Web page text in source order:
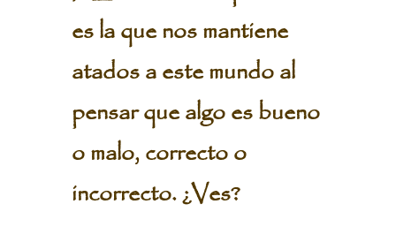
es la que nos mantiene
atados a este mundo al
pensar que algo es bueno
o malo, correcto o
incorrecto. ¿Ves?